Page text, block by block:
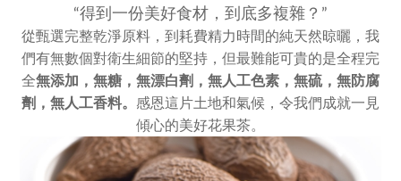
“得到一份美好食材，到底多複雜？”
從甄選完整乾淨原料，到耗費精力時間的純天然晾曬，我
們有無數個對衛生細節的堅持，但最難能可貴的是全程完
全無添加， 無糖，無漂白劑，無人工色素， 無硫，無防腐
劑，無人工香料。 感恩這片土地和氣候，令我們成就一見
傾心的美好花果茶。